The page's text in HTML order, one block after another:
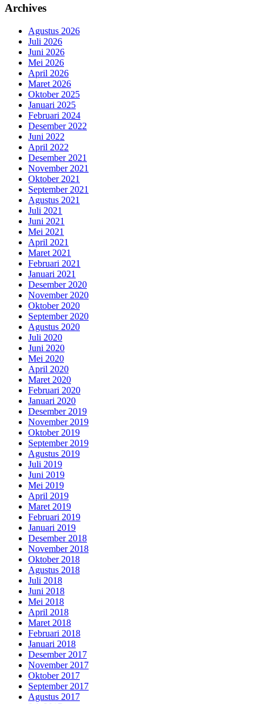
Archives
Agustus 2026
Juli 2026
Juni 2026
Mei 2026
April 2026
Maret 2026
Oktober 2025
Januari 2025
Februari 2024
Desember 2022
Juni 2022
April 2022
Desember 2021
November 2021
Oktober 2021
September 2021
Agustus 2021
Juli 2021
Juni 2021
Mei 2021
April 2021
Maret 2021
Februari 2021
Januari 2021
Desember 2020
November 2020
Oktober 2020
September 2020
Agustus 2020
Juli 2020
Juni 2020
Mei 2020
April 2020
Maret 2020
Februari 2020
Januari 2020
Desember 2019
November 2019
Oktober 2019
September 2019
Agustus 2019
Juli 2019
Juni 2019
Mei 2019
April 2019
Maret 2019
Februari 2019
Januari 2019
Desember 2018
November 2018
Oktober 2018
Agustus 2018
Juli 2018
Juni 2018
Mei 2018
April 2018
Maret 2018
Februari 2018
Januari 2018
Desember 2017
November 2017
Oktober 2017
September 2017
Agustus 2017